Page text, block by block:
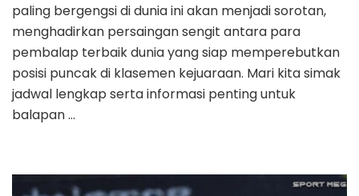
paling bergengsi di dunia ini akan menjadi sorotan,
menghadirkan persaingan sengit antara para
pembalap terbaik dunia yang siap memperebutkan
posisi puncak di klasemen kejuaraan. Mari kita simak
jadwal lengkap serta informasi penting untuk
balapan …